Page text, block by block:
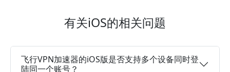
有关iOS的相关问题
飞行VPN加速器的iOS版是否支持多个设备同时登
陆同一个账号？